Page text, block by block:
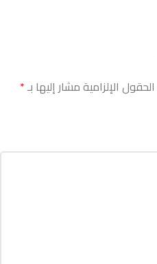
الحقول الإلزامية مشار إليها بـ*